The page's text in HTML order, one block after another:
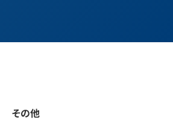
その他